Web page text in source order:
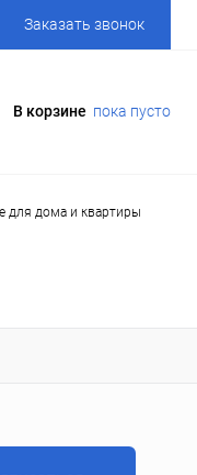
Заказать звонок
В корзине пока пусто
для дома и квартиры